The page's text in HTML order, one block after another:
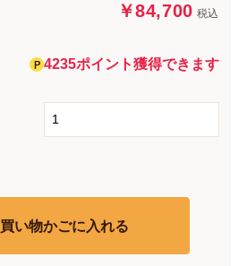
￥84,700 税込
4235ポイント獲得できます
買い物かごに入れる